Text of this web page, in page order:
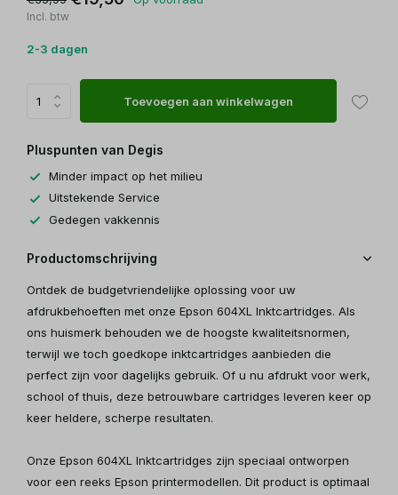
Incl. btw
2-3 dagen
Toevoegen aan winkelwagen
Pluspunten van Degis
Minder impact op het milieu
Uitstekende Service
Gedegen vakkennis
Productomschrijving
Ontdek de budgetvriendelijke oplossing voor uw
afdrukbehoeften met onze Epson 604XL Inktcartridges. Als
ons huismerk behouden we de hoogste kwaliteitsnormen,
terwijl we toch goedkope inktcartridges aanbieden die
perfect zijn voor dagelijks gebruik. Of u nu afdrukt voor werk,
school of thuis, deze betrouwbare cartridges leveren keer op
keer heldere, scherpe resultaten.
Onze Epson 604XL Inktcartridges zijn speciaal ontworpen
voor een reeks Epson printermodellen. Dit product is optimaal